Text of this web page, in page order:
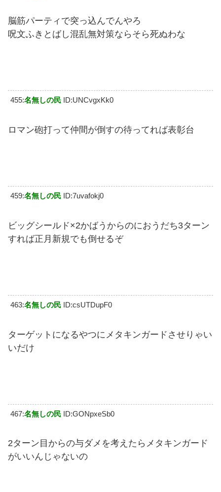
脳筋パーティで突っ込んでんやろ
呪文ふきとばし混乱無対策ならそら死ぬわな
455:名無しの民 ID:UNCvgxKk0
ロマン砲打って仲間が倒すの待ってれば表彰台
459:名無しの民 ID:7uvafokj0
ビッグシールド×2かばうからのにおうだち3ターン
すれば正月新規でも倒せるぞ
463:名無しの民 ID:csUTDupF0
ターゲットになるやつにメタキンガードさせりゃい
いだけ
467:名無しの民 ID:GONpxeSb0
2ターン目からの与ダメを考えたらメタキンガード
がいいんじゃないの